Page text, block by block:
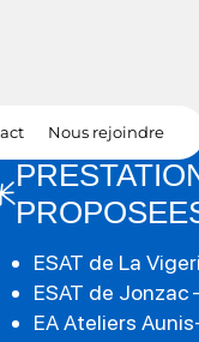
Nous rejoindre
ESAT de La
ESAT de Jonzac
EA Ateliers